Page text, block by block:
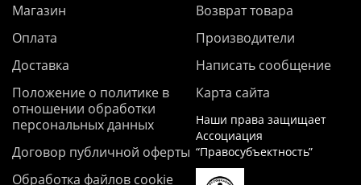
Магазин
Оплата
Доставка
Положение о политике в
отношении обработки
персональных данных
Договор публичной оферты
Обработка файлов cookie
Возврат товара
Производители
Написать сообщение
Карта сайта
Наши права защищает
Ассоциация
“Правосубъектность”